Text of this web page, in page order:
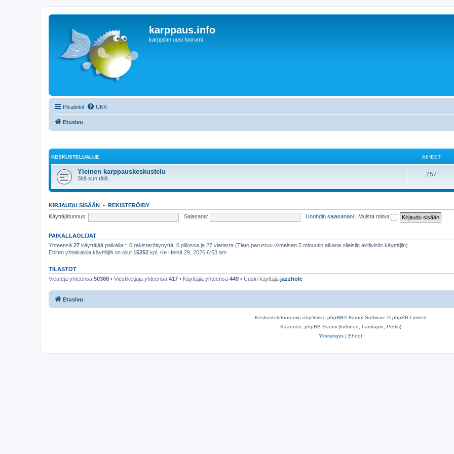
karppaus.info
karppilan uusi foorumi
Pikalinkit UKK
Etusivu
KESKUSTELUALUE AIHEET
Yleinen karppauskeskustelu
Sitä sun tätä
257
KIRJAUDU SISÄÄN • REKISTERÖIDY
Käyttäjätunnus:
Salasana: Unohdin salasanani Muista minut
PAIKALLAOLIJAT
Yhteensä 27 käyttäjää paikalla :: 0 rekisteröitynyttä, 0 piilossa ja 27 vierasta (Tieto perustuu viimeisen 5 minuutin aikana olleisiin aktiivisiin käyttäjiin)
Eniten yhtaikaisia käyttäjiä on ollut 15252 kpl, Ke Heinä 29, 2026 6:53 am
TILASTOT
Viestejä yhteensä 50368 • Viestiketjuja yhteensä 417 • Käyttäjiä yhteensä 449 • Uusin käyttäjä jazzhole
Etusivu
Keskustelufoorumin ohjelmisto phpBB® Forum Software © phpBB Limited
Käännös: phpBB Suomi (lurttinen, harritapio, Pettis)
Yksityisyys | Ehdot